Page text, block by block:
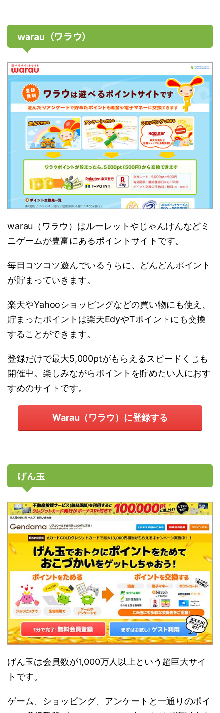
warau（ワラウ）
warau（ワラウ）はルーレットやじゃんけんなどミ
ニゲームが豊富にあるポイントサイトです。
毎日コツコツ遊んでいるうちに、どんどんポイント
が貯まっていきます。
楽天やYahooショッピングなどの買い物にも使え、
貯まったポイントは楽天EdyやTポイントにも交換
することができます。
登録だけで最大5,000ptがもらえるスピードくじも
開催中。楽しみながらポイントを貯めたい人におす
すめのサイトです。
Warau（ワラウ）に登録する
げん玉
げん玉は会員数が1,000万人以上という超巨大サイ
トです。
ゲーム、ショッピング、アンケートと一通りのポイ